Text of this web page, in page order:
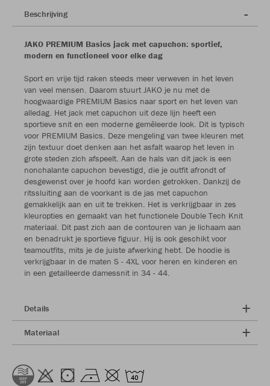
Beschrijving
JAKO PREMIUM Basics jack met capuchon: sportief,
modern en functioneel voor elke dag
Sport en vrije tijd raken steeds meer verweven in het leven
van veel mensen. Daarom stuurt JAKO je nu met de
hoogwaardige PREMIUM Basics naar sport en het leven van
alledag. Het jack met capuchon uit deze lijn heeft een
sportieve snit en een moderne gemêleerde look. Dit is typisch
voor PREMIUM Basics. Deze mengeling van twee kleuren met
zijn textuur doet denken aan het asfalt waarop het leven in
grote steden zich afspeelt. Aan de hals van dit jack is een
nonchalante capuchon bevestigd, die je outfit afrondt of
desgewenst over je hoofd kan worden getrokken. Dankzij de
ritssluiting aan de voorkant is de jas met capuchon
gemakkelijk aan en uit te trekken. Het is verkrijgbaar in zes
kleuropties en gemaakt van het functionele Double Tech Knit
materiaal. Dit past zich aan de contouren van je lichaam aan
en benadrukt je sportieve figuur. Hij is ook geschikt voor
teamoutfits, mits je de juiste afwerking hebt. De hoodie is
verkrijgbaar in de maten S - 4XL voor heren en kinderen en
in een getailleerde damessnit in 34 - 44.
Details
Materiaal